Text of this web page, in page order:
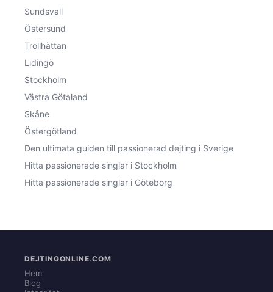
Sundsvall
Östersund
Trollhättan
Lidingö
Stockholm
Västra Götaland
Skåne
Östergötland
Den ultimata guiden till passionerad dejting i Sverige
Hitta passionerade singlar i Stockholm
Hitta passionerade singlar i Göteborg
DEJTINGONLINE.COM
Hem
Blog